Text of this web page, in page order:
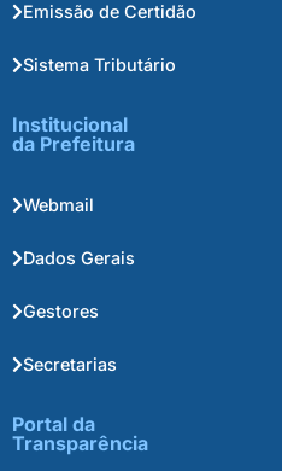
Emissão de Certidão
Sistema Tributário
Institucional
da Prefeitura
Webmail
Dados Gerais
Gestores
Secretarias
Portal da
Transparência